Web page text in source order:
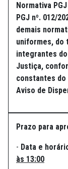
Normativa
PGJ nº. 012/
demais
uniformes, do
integrantes do
Justiça,
constantes do
Aviso de
Prazo para
- Data e
às 13:00